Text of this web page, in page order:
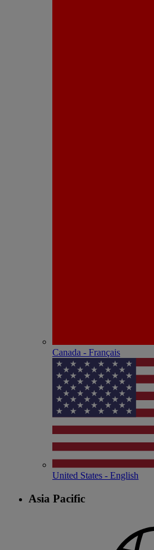
Canada - Français
United States - English
Asia Pacific